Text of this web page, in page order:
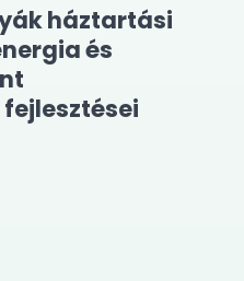
háztartási
és